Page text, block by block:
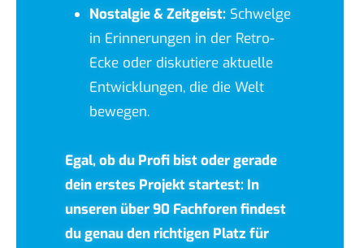
Nostalgie & Zeitgeist: Schwelge
in Erinnerungen in der Retro-
Ecke oder diskutiere aktuelle
Entwicklungen, die die Welt
bewegen.
Egal, ob du Profi bist oder gerade
dein erstes Projekt startest: In
unseren über 90 Fachforen findest
du genau den richtigen Platz für